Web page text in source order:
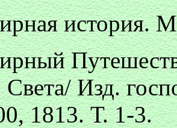
история.
Света/ Изд.
1813. Т. 1-3.